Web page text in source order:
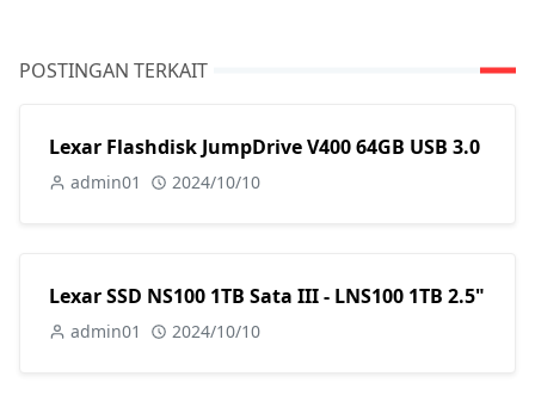
POSTINGAN TERKAIT
Lexar Flashdisk JumpDrive V400 64GB USB 3.0
admin01 2024/10/10
Lexar SSD NS100 1TB Sata III - LNS100 1TB 2.5"
admin01 2024/10/10